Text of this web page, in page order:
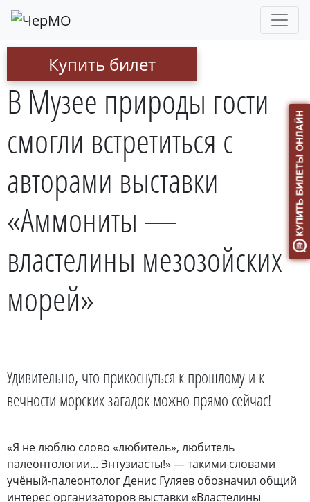
В Музее природы гости
смогли встретиться с
авторами выставки
«Аммониты —
властелины мезозойских
морей»
Купить билет
Удивительно, что прикоснуться к прошлому и к
вечности морских загадок можно прямо сейчас!
«Я не люблю слово «любитель», любитель
палеонтологии... Энтузиасты!» — такими словами
учёный-палеонтолог Денис Гуляев обозначил общий
интерес организаторов выставки «Властелины